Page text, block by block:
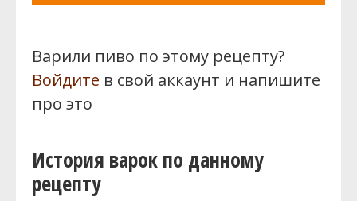
Варили пиво по этому рецепту?
Войдите в свой аккаунт и напишите
про это
История варок по данному
рецепту